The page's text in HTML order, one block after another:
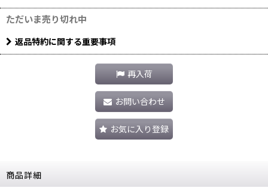
ただいま売り切れ中
返品特約に関する重要事項
再入荷
お問い合わせ
お気に入り登録
商品詳細